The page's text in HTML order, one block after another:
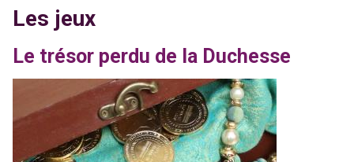
Les jeux
Le trésor perdu de la Duchesse